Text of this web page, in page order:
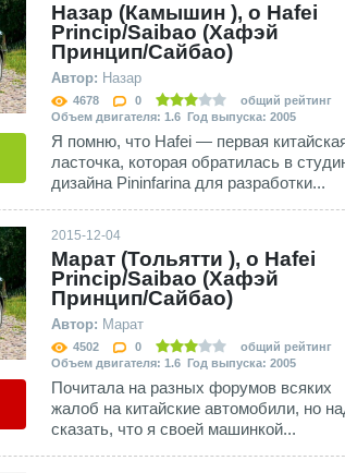
Назар (Камышин ), о Hafei
Princip/Saibao (Хафэй
Принцип/Сайбао)
Автор: Назар
4678 0
общий рейтинг
Объем двигателя: 1.6 Год выпуска: 2005
Я помню, что Hafei — первая
ласточка, которая обратилась в
дизайна Pininfarina для разработки...
2015-12-04
Марат (Тольятти ), о Hafei
Princip/Saibao (Хафэй
Принцип/Сайбао)
Автор: Марат
4502 0
общий рейтинг
Объем двигателя: 1.6 Год выпуска: 2005
Почитала на разных форумов всяких
жалоб на китайские автомобили, но
сказать, что я своей машинкой...